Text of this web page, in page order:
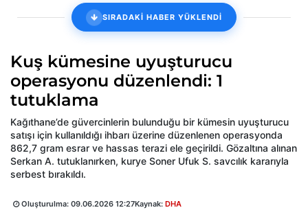
SIRADAKİ HABER YÜKLENDİ
Kuş kümesine uyuşturucu
operasyonu düzenlendi: 1
tutuklama
Kağıthane’de güvercinlerin bulunduğu bir kümesin uyuşturucu
satışı için kullanıldığı ihbarı üzerine düzenlenen operasyonda
862,7 gram esrar ve hassas terazi ele geçirildi. Gözaltına alınan
Serkan A. tutuklanırken, kurye Soner Ufuk S. savcılık kararıyla
serbest bırakıldı.
Oluşturulma: 09.06.2026 12:27Kaynak: DHA